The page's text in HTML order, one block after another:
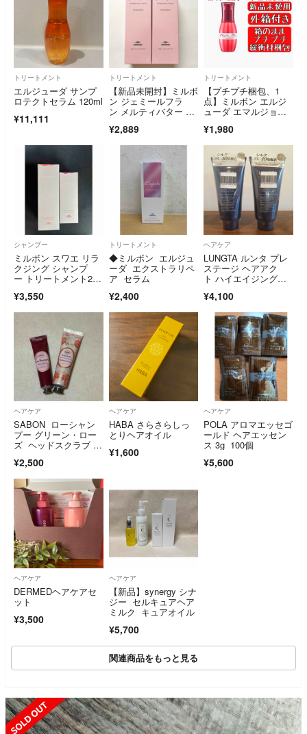
トリートメント
エルジューダ サンプ
ロテクトセラム 120ml
¥11,111
トリートメント
【新品未開封】ミルボ
ン ジェミールフラ
ン メルティバター 10
¥2,889
トリートメント
【プチプチ梱包、1
点】ミルボン エルジ
ューダ エマルジョン
¥1,980
シャンプー
ミルボン スワエ リラ
クジング シャンプ
ー トリートメント200
¥3,550
トリートメント
◆ミルボン エルジュ
ーダ エクストラリペ
ア セラム
¥2,400
ヘアケア
LUNGTA ルンタ プレ
ステージ ヘアアク
ト ハイエイジングケ
0ml 2本セット
¥4,100
ヘアケア
SABON ローシャン
プー グリーン・ロー
ズ ヘッドスクラブ リ
¥2,500
ヘアケア
HABA さらさらしっ
とりヘアオイル
¥1,600
ヘアケア
POLA アロマエッセゴ
ールド ヘアエッセン
ス 3g 100個
¥5,600
ヘアケア
DERMEDヘアケアセ
ット
¥3,500
ヘアケア
【新品】synergy シナ
ジー セルキュアヘア
ミルク キュアオイル
¥5,700
関連商品をもっと見る
SOLD OUT